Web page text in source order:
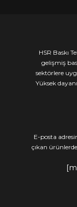
HSR Baskı
gelişmiş
sektörlere
Yüksek
E-posta
çıkan